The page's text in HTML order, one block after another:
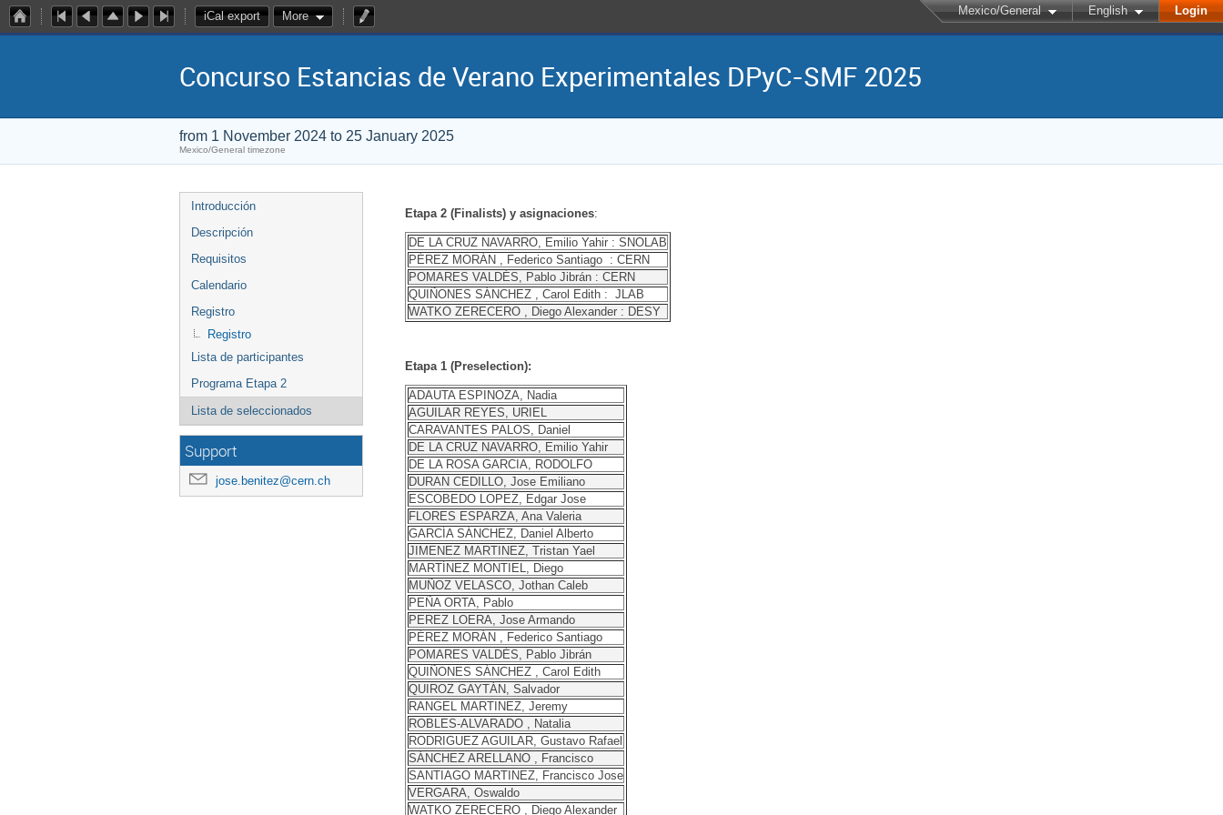
Mexico/General English Login
iCal export More
Concurso Estancias de Verano Experimentales DPyC-SMF 2025
from 1 November 2024 to 25 January 2025
Mexico/General timezone
Introducción
Descripción
Requisitos
Calendario
Registro
Registro
Lista de participantes
Programa Etapa 2
Lista de seleccionados
Support
jose.benitez@cern.ch
Etapa 2 (Finalists) y asignaciones:
DE LA CRUZ NAVARRO, Emilio Yahir : SNOLAB
PÉREZ MORÁN , Federico Santiago : CERN
POMARES VALDÉS, Pablo Jibrán : CERN
QUIÑONES SÁNCHEZ , Carol Edith : JLAB
WATKO ZERECERO , Diego Alexander : DESY
Etapa 1 (Preselection):
ADAUTA ESPINOZA, Nadia
AGUILAR REYES, URIEL
CARAVANTES PALOS, Daniel
DE LA CRUZ NAVARRO, Emilio Yahir
DE LA ROSA GARCIA, RODOLFO
DURAN CEDILLO, Jose Emiliano
ESCOBEDO LOPEZ, Edgar Jose
FLORES ESPARZA, Ana Valeria
GARCÍA SÁNCHEZ, Daniel Alberto
JIMENEZ MARTINEZ, Tristan Yael
MARTÍNEZ MONTIEL, Diego
MUÑOZ VELASCO, Jothan Caleb
PEÑA ORTA, Pablo
PEREZ LOERA, Jose Armando
PÉREZ MORÁN , Federico Santiago
POMARES VALDÉS, Pablo Jibrán
QUIÑONES SÁNCHEZ , Carol Edith
QUIROZ GAYTÁN, Salvador
RANGEL MARTINEZ, Jeremy
ROBLES-ALVARADO , Natalia
RODRIGUEZ AGUILAR, Gustavo Rafael
SÁNCHEZ ARELLANO , Francisco
SANTIAGO MARTINEZ, Francisco Jose
VERGARA, Oswaldo
WATKO ZERECERO , Diego Alexander